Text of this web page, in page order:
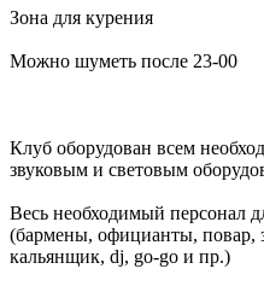
Зона для курения
Можно шуметь после 23-00
Клуб оборудован всем
звуковым и световым
Весь необходимый персонал
(бармены, официанты, повар,
кальянщик, dj, go-go и пр.)